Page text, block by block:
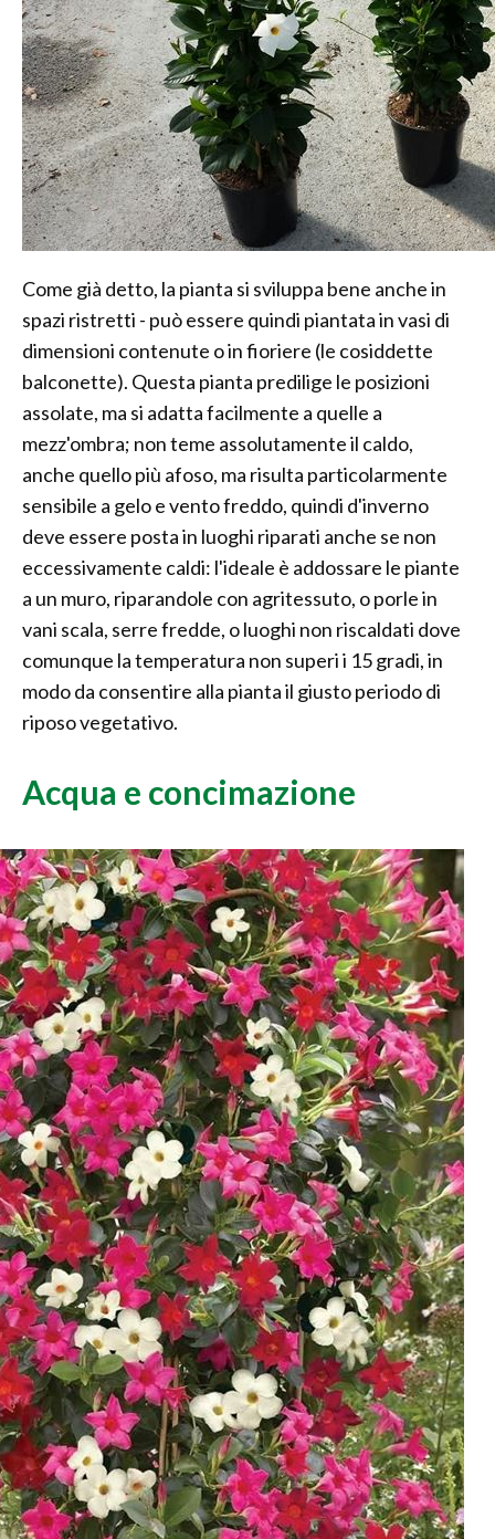
Come già detto, la pianta si sviluppa bene anche in
spazi ristretti - può essere quindi piantata in vasi di
dimensioni contenute o in fioriere (le cosiddette
balconette). Questa pianta predilige le posizioni
assolate, ma si adatta facilmente a quelle a
mezz'ombra; non teme assolutamente il caldo,
anche quello più afoso, ma risulta particolarmente
sensibile a gelo e vento freddo, quindi d'inverno
deve essere posta in luoghi riparati anche se non
eccessivamente caldi: l'ideale è addossare le piante
a un muro, riparandole con agritessuto, o porle in
vani scala, serre fredde, o luoghi non riscaldati dove
comunque la temperatura non superi i 15 gradi, in
modo da consentire alla pianta il giusto periodo di
riposo vegetativo.
Acqua e concimazione